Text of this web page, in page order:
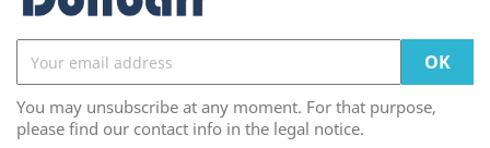
You may unsubscribe at any moment. For that purpose,
please find our contact info in the legal notice.